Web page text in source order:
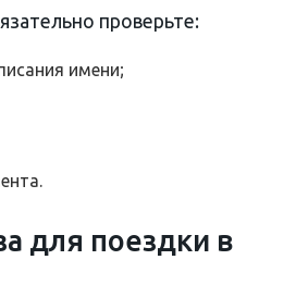
проверьте:
имени;
для поездки в